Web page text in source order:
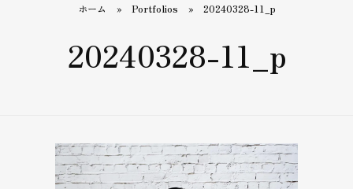
ホーム » Portfolios » 20240328-11_p
20240328-11_p